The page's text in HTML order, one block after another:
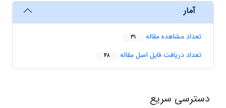
آمار
تعداد مشاهده مقاله 31
تعداد دریافت فایل اصل مقاله 48
دسترسی سریع